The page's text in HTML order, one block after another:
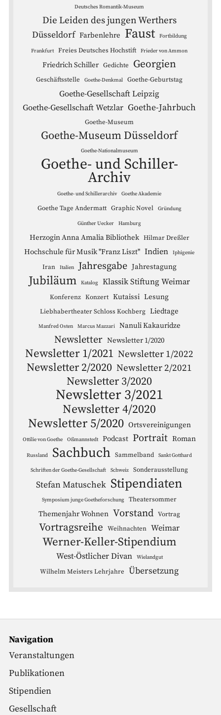
Deutsches Romantik-Museum
Die Leiden des jungen Werthers
Düsseldorf Farbenlehre Faust Fortbildung
Frankfurt Freies Deutsches Hochstift Frieder von Ammon
Friedrich Schiller Gedichte Georgien
Geschäftsstelle Goethe-Denkmal Goethe-Geburtstag
Goethe-Gesellschaft Leipzig
Goethe-Gesellschaft Wetzlar Goethe-Jahrbuch
Goethe-Museum
Goethe-Museum Düsseldorf
Goethe-Nationalmuseum
Goethe- und Schiller-
Archiv
Goethe- und Schillerarchiv Goethe Akademie
Goethe Tage Andermatt Graphic Novel Gründung
Günther Uecker Hamburg
Herzogin Anna Amalia Bibliothek Hilmar Dreßler
Hochschule für Musik "Franz Liszt" Indien Iphigenie
Iran Italien Jahresgabe Jahrestagung
Jubiläum Katalog Klassik Stiftung Weimar
Konferenz Konzert Kutaissi Lesung
Liebhabertheater Schloss Kochberg Liedtage
Manfred Osten Marcus Mazzari Nanuli Kakauridze
Newsletter Newsletter 1/2020
Newsletter 1/2021 Newsletter 1/2022
Newsletter 2/2020 Newsletter 2/2021
Newsletter 3/2020
Newsletter 3/2021
Newsletter 4/2020
Newsletter 5/2020 Ortsvereinigungen
Ottilie von Goethe Oßmannstedt Podcast Portrait Roman
Russland Sachbuch Sammelband Sankt Gotthard
Schriften der Goethe-Gesellschaft Schweiz Sonderausstellung
Stefan Matuschek Stipendiaten
Symposium junge Goetheforschung Theatersommer
Themenjahr Wohnen Vorstand Vortrag
Vortragsreihe Weihnachten Weimar
Werner-Keller-Stipendium
West-Östlicher Divan Wielandgut
Wilhelm Meisters Lehrjahre Übersetzung
Navigation
Veranstaltungen
Publikationen
Stipendien
Gesellschaft